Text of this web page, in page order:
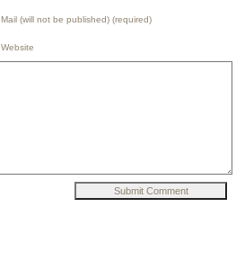
Mail (will not be published) (required)
Website